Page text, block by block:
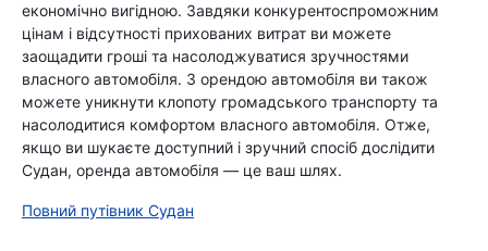
економічно вигідною. Завдяки конкурентоспроможним
цінам і відсутності прихованих витрат ви можете
заощадити гроші та насолоджуватися зручностями
власного автомобіля. З орендою автомобіля ви також
можете уникнути клопоту громадського транспорту та
насолодитися комфортом власного автомобіля. Отже,
якщо ви шукаєте доступний і зручний спосіб дослідити
Судан, оренда автомобіля — це ваш шлях.
Повний путівник Судан